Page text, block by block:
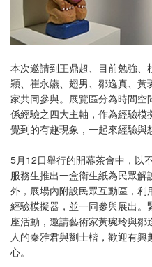
本次邀請到王鼎超、目前勉強
穎、崔永嬿、翅男、鄒逸真、
家共同參與。展覽區分為時間
係經驗之四大主軸，作為經驗
覺到的有趣現象，一起來經驗與
5月12日舉行的開幕茶會中，以
服務生推出一盒衛生紙為民眾
外，展場內附設民眾互動區，
經驗模擬器，並一同參與展出
座活動，邀請藝術家黃琬玲與
人的秦雅君與劉士楷，歡迎有
心。